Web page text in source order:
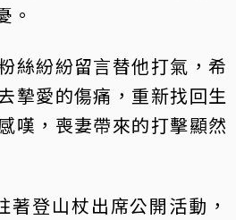
。
絲紛紛留言替他打氣，希
摯愛的傷痛，重新找回生
嘆，喪妻帶來的打擊顯然
著登山杖出席公開活動，